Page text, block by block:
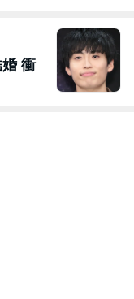
衝